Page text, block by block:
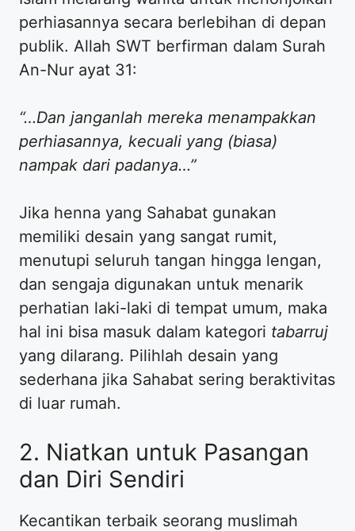
perhiasannya secara berlebihan di depan
publik. Allah SWT berfirman dalam Surah
An-Nur ayat 31:
“…Dan janganlah mereka menampakkan
perhiasannya, kecuali yang (biasa)
nampak dari padanya…”
​Jika henna yang Sahabat gunakan
memiliki desain yang sangat rumit,
menutupi seluruh tangan hingga lengan,
dan sengaja digunakan untuk menarik
perhatian laki-laki di tempat umum, maka
hal ini bisa masuk dalam kategori tabarruj
yang dilarang. Pilihlah desain yang
sederhana jika Sahabat sering beraktivitas
di luar rumah.
​2. Niatkan untuk Pasangan
dan Diri Sendiri
​Kecantikan terbaik seorang muslimah